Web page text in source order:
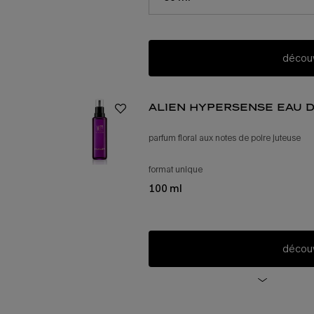
alien hypersense
parfum floral aux notes de poire juteuse
format unique
100 ml